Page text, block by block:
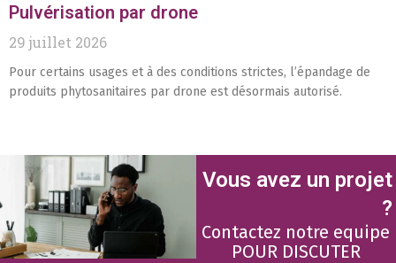
Pulvérisation par drone
29 juillet 2026
Pour certains usages et à des conditions strictes, l’épandage de
produits phytosanitaires par drone est désormais autorisé.
Vous avez un projet
?
Contactez notre equipe
POUR DISCUTER